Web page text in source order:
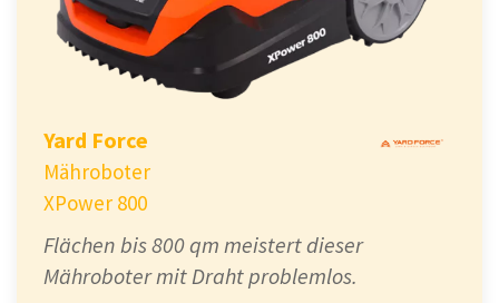
Yard Force
Mähroboter
XPower 800
Flächen bis 800 qm meistert dieser
Mähroboter mit Draht problemlos.